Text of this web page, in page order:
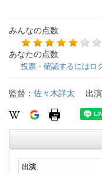
みんなの点数
あなたの点数
投票・確認するにはロ
監督： 佐々木詳太 出演
出演